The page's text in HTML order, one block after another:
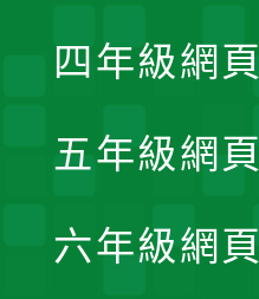
四年級網頁
五年級網頁
六年級網頁